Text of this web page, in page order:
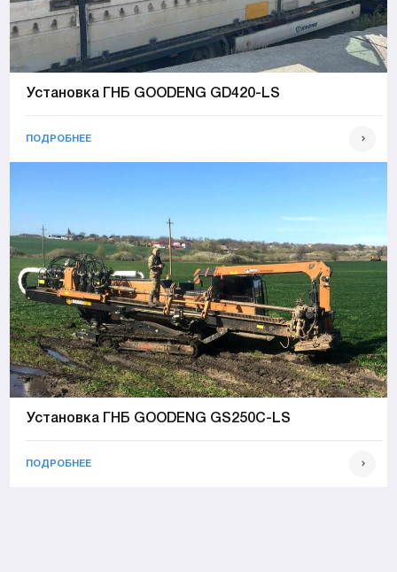
Установка ГНБ GOODENG GD420-LS
ПОДРОБНЕЕ
Установка ГНБ GOODENG GS250C-LS
ПОДРОБНЕЕ